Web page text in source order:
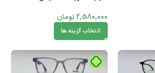
2,580,000تومان
انتخاب گزینه ها